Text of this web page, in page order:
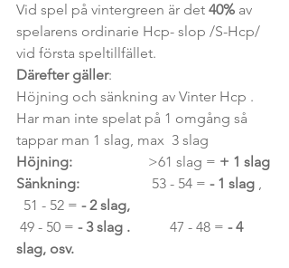
Vid spel på vintergreen är det 40% av
spelarens ordinarie Hcp- slop /S-Hcp/
vid första speltillfället.
Därefter gäller:
Höjning och sänkning av Vinter Hcp .
Har man inte spelat på 1 omgång så
tappar man 1 slag, max  3 slag
Höjning: >61 slag = + 1 slag
Sänkning:
53 - 54 = - 1 slag ,
  51 - 52 =
- 2 slag,
49 - 50 = - 3 slag .
           47 - 48 =
- 4
slag, osv.